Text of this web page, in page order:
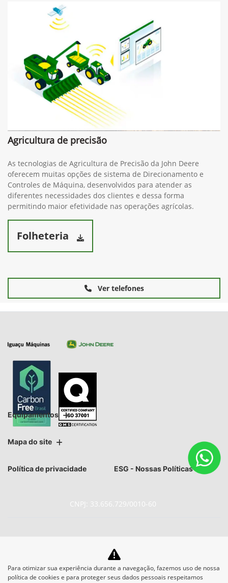
Agricultura de precisão
As tecnologias de Agricultura de Precisão da John Deere
oferecem muitas opções de sistema de Direcionamento e
Controles de Máquina, desenvolvidos para atender as
diferentes necessidades dos clientes e dessa forma
permitindo maior efetividade nas operações agrícolas.
Folheteria
Ver telefones
Equipamentos
Mapa do site
Política de privacidade ESG - Nossas Políticas
CNPJ: 33.656.729/0010-60
No trânsito, enxergar o outro
salva vidas.
Para otimizar sua experiência durante a navegação, fazemos uso de nossa
política de cookies e para proteger seus dados pessoais respeitamos